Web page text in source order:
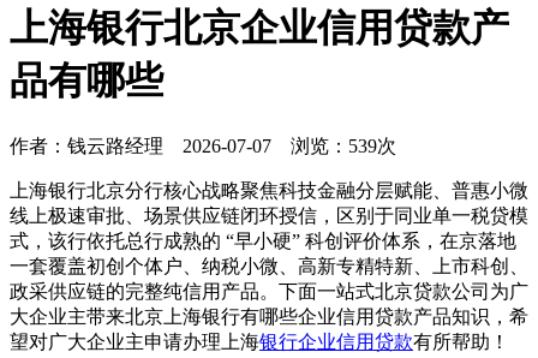
上海银行北京企业信用贷款产
品有哪些
作者： 钱云路经理 2026-07-07 浏览：539次
上海银行北京分行核心战略聚焦科技金融分层赋能、普惠小微
线上极速审批、场景供应链闭环授信，区别于同业单一税贷模
式，该行依托总行成熟的 “早小硬” 科创评价体系，在京落地
一套覆盖初创个体户、纳税小微、高新专精特新、上市科创、
政采供应链的完整纯信用产品。下面一站式北京贷款公司为广
大企业主带来北京上海银行有哪些企业信用贷款产品知识，希
望对广大企业主申请办理上海银行企业信用贷款有所帮助！